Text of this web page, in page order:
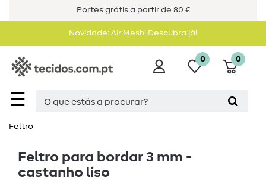
Portes grátis a partir de 80 €
Novidade: Air Mesh! Descubra já!
☰
0 0
Feltro
Feltro para bordar 3 mm -
castanho liso